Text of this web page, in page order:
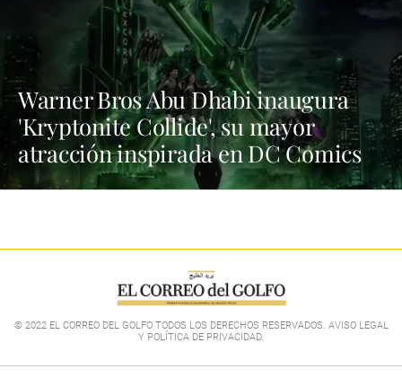
Warner Bros Abu Dhabi inaugura
'Kryptonite Collide', su mayor
atracción inspirada en DC Comics
© 2022 EL CORREO DEL GOLFO TODOS LOS DERECHOS RESERVADOS. AVISO LEGAL
Y POLÍTICA DE PRIVACIDAD.